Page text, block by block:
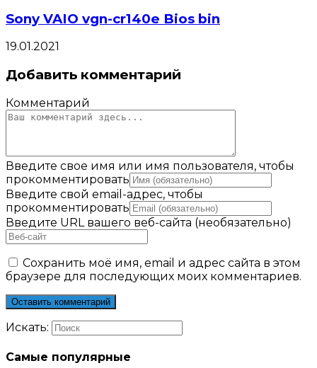
Sony VAIO vgn-cr140e Bios bin
19.01.2021
Добавить комментарий
Комментарий
Введите свое имя или имя пользователя, чтобы
прокомментировать
Введите свой email-адрес, чтобы
прокомментировать
Введите URL вашего веб-сайта (необязательно)
Сохранить моё имя, email и адрес сайта в этом
браузере для последующих моих комментариев.
Искать:
Самые популярные